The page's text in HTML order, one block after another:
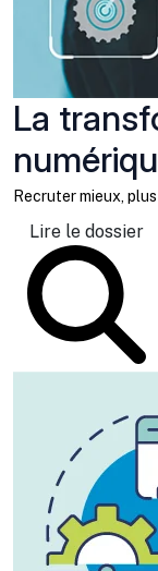
La
Recruter mieux,
Lire le dossier